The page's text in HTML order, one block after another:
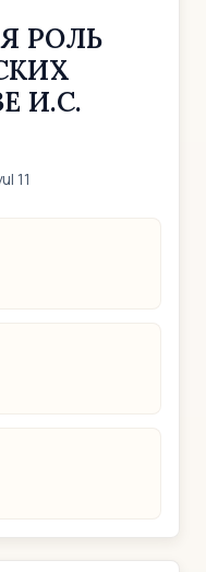
РОЛЬ
И.С.
11